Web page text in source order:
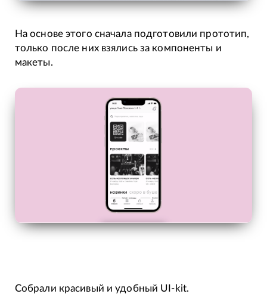
На основе этого сначала подготовили прототип,
только после них взялись за компоненты и
макеты.
Собрали красивый и удобный UI-kit.